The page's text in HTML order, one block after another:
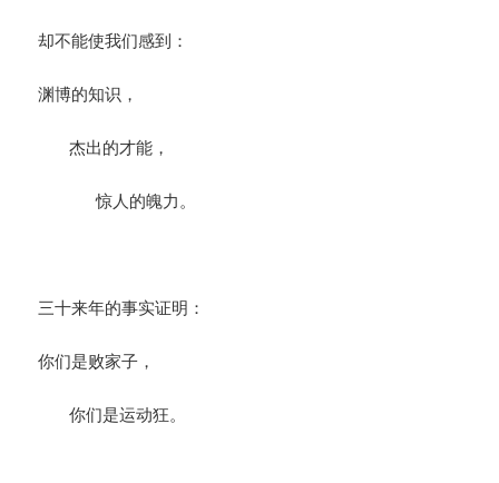
却不能使我们感到：
渊博的知识，
杰出的才能，
惊人的魄力。
三十来年的事实证明：
你们是败家子，
你们是运动狂。